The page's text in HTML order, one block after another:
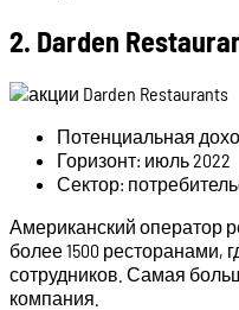
2. Darden
Потенциальная
Горизонт: июль 2022
Сектор:
Американский оператор
более 1500 ресторанами,
сотрудников. Самая
компания.